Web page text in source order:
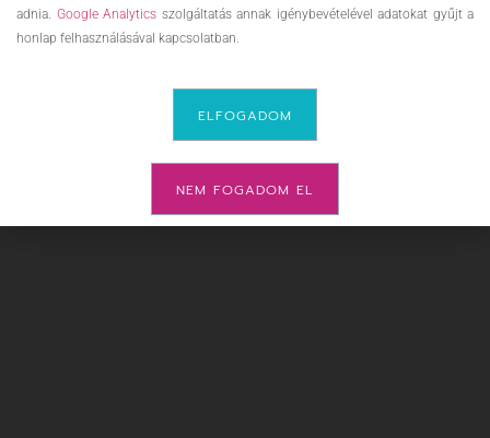
adnia. Google Analytics szolgáltatás annak igénybevételével adatokat gyűjt a
honlap felhasználásával kapcsolatban.
ELFOGADOM
NEM FOGADOM EL